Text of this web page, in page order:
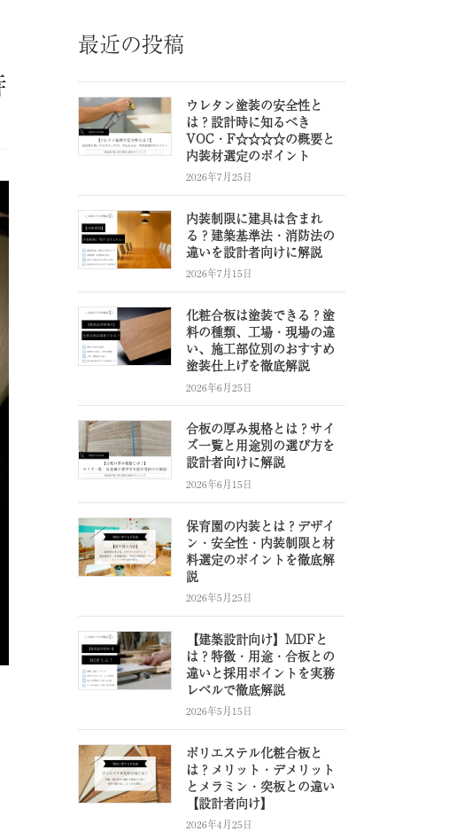
最近の投稿
ウレタン塗装の安全性と
は？設計時に知るべき
VOC・F☆☆☆☆の概要と
内装材選定のポイント
2026年7月25日
内装制限に建具は含まれ
る？建築基準法・消防法の
違いを設計者向けに解説
2026年7月15日
化粧合板は塗装できる？塗
料の種類、工場・現場の違
い、施工部位別のおすすめ
塗装仕上げを徹底解説
2026年6月25日
合板の厚み規格とは？サイ
ズ一覧と用途別の選び方を
設計者向けに解説
2026年6月15日
保育園の内装とは？デザイ
ン・安全性・内装制限と材
料選定のポイントを徹底解
説
2026年5月25日
【建築設計向け】MDFと
は？特徴・用途・合板との
違いと採用ポイントを実務
レベルで徹底解説
2026年5月15日
ポリエステル化粧合板と
は？メリット・デメリット
とメラミン・突板との違い
【設計者向け】
2026年4月25日